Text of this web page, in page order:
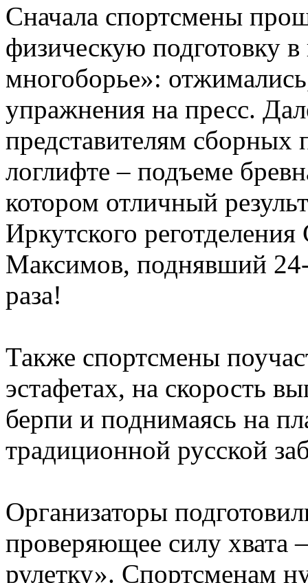
Сначала спортсмены
физическую подготовку
многоборье»:
упражнения на пресс.
представителям сборных
логлифте – подъеме
котором отличный
Иркутского
Максимов, поднявший
раза!
Также спортсмены
эстафетах, на скорость
берпи и поднимаясь на
традиционной русской
Организаторы
проверяющее силу хвата
рулетку». Спортсменам